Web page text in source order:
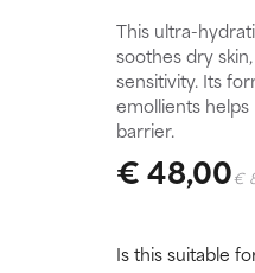
This ultra-
soothes dry
sensitivity. Its
emollients
barrier.
€ 48,00€
Is this suitable